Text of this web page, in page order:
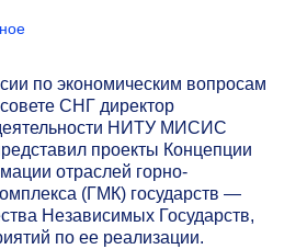
по экономическим вопросам
СНГ директор
НИТУ МИСИС
проекты Концепции
отраслей горно-
(ГМК) государств —
Независимых Государств,
по ее реализации.